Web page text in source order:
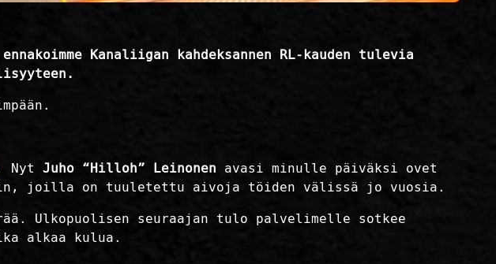
Kanaliigan kahdeksannen RL-kauden tulevia
Nyt Juho “Hilloh” Leinonen avasi minulle päiväksi ovet
joilla on tuuletettu aivoja töiden välissä jo vuosia.
Ulkopuolisen seuraajan tulo palvelimelle sotkee
alkaa kulua.